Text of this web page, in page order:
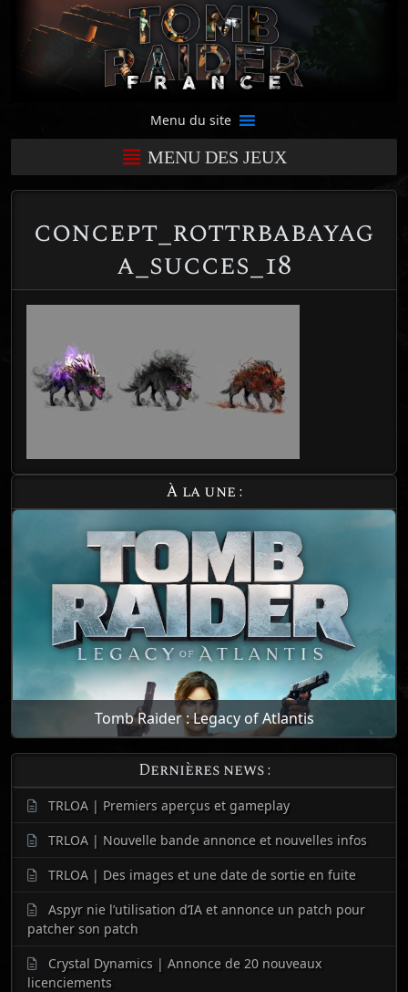
Menu du site
MENU DES JEUX
concept_rottrbabayag
a_succes_18
À la une :
Tomb Raider : Legacy of Atlantis
Dernières news :
TRLOA | Premiers aperçus et gameplay
TRLOA | Nouvelle bande annonce et nouvelles infos
TRLOA | Des images et une date de sortie en fuite
Aspyr nie l’utilisation d’IA et annonce un patch pour
patcher son patch
Crystal Dynamics | Annonce de 20 nouveaux
licenciements